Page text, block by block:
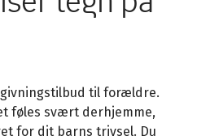
til forældre.
føles svært derhjemme,
for dit barns trivsel. Du